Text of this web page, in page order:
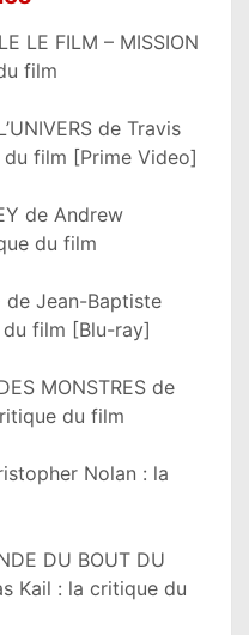
LE FILM – MISSION
film
de Travis
film [Prime Video]
de Andrew
du film
de Jean-Baptiste
film [Blu-ray]
MONSTRES de
du film
Nolan : la
DU BOUT DU
Kail : la critique du